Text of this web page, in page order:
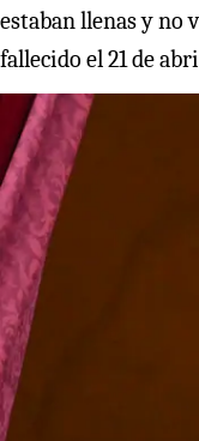
estaban llenas y no
fallecido el 21 de